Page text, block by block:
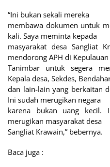
“Ini bukan sekali mereka
membawa dokumen untuk
kali. Saya meminta kepada
masyarakat desa Sangliat
mendorong APH di Kepulauan
Tanimbar untuk segera
Kepala desa, Sekdes,
dan lain-lain yang berkaitan
Ini sudah merugikan negara
karena bukan uang kecil.
merugikan masyarakat desa
Sangliat Krawain,” bebernya.
Baca juga :